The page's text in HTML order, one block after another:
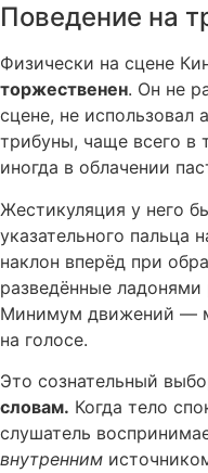
Поведение на
Физически на сцене
торжественен. Он не
сцене, не использовал
трибуны, чаще всего в
иногда в облачении
Жестикуляция у него
указательного пальца
наклон вперёд при
разведённые
Минимум движений —
на голосе.
Это сознательный
словам. Когда тело
слушатель
внутренним